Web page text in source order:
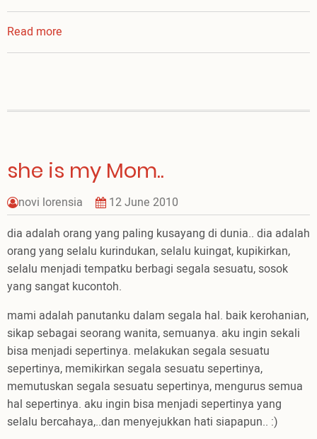
Read more
tujuh
she is my Mom..
novi lorensia
12 June 2010
dia adalah orang yang paling kusayang di dunia.. dia adalah
orang yang selalu kurindukan, selalu kuingat, kupikirkan,
selalu menjadi tempatku berbagi segala sesuatu, sosok
yang sangat kucontoh.
mami adalah panutanku dalam segala hal. baik kerohanian,
sikap sebagai seorang wanita, semuanya. aku ingin sekali
bisa menjadi sepertinya. melakukan segala sesuatu
sepertinya, memikirkan segala sesuatu sepertinya,
memutuskan segala sesuatu sepertinya, mengurus semua
hal sepertinya. aku ingin bisa menjadi sepertinya yang
selalu bercahaya,..dan menyejukkan hati siapapun.. :)